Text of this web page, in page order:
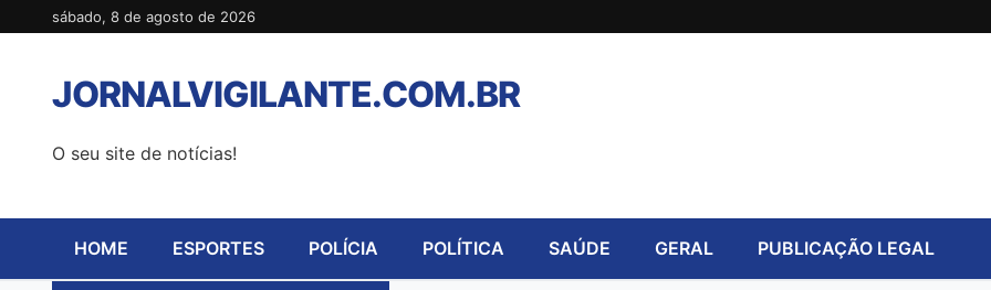
para
conteúdo
sábado, 8 de agosto de 2026
JORNALVIGILANTE.COM.BR
O seu site de notícias!
HOME ESPORTES POLÍCIA POLÍTICA SAÚDE GERAL PUBLICAÇÃO LEGAL